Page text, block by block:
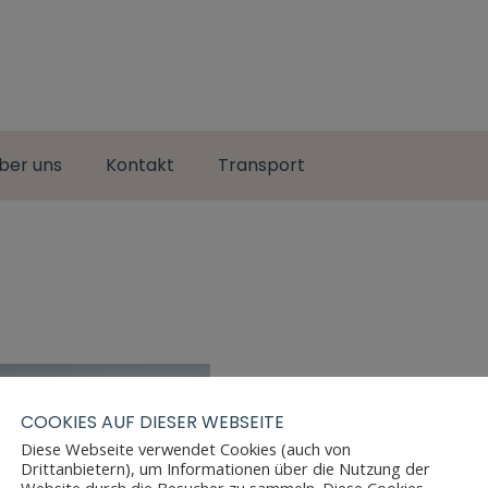
uns Kontakt Transport
COOKIES AUF DIESER WEBSEITE
Diese Webseite verwendet Cookies (auch von
Drittanbietern), um Informationen über die Nutzung der